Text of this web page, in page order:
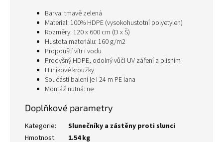
Barva: tmavě zelená
Material: 100% HDPE (vysokohustotní polyetylen)
Rozměry: 120 x 600 cm (D x Š)
Hustota materiálu: 160 g/m2
Propouští vítr i vodu
Prodyšný HDPE, odolný vůči UV záření a plísním
Hliníkové kroužky
Součástí balení je i 24 m PE lana
Montáž nutná: ne
Doplňkové parametry
Kategorie:
Slunečníky a zástěny proti slunci
Hmotnost: 1.54 kg